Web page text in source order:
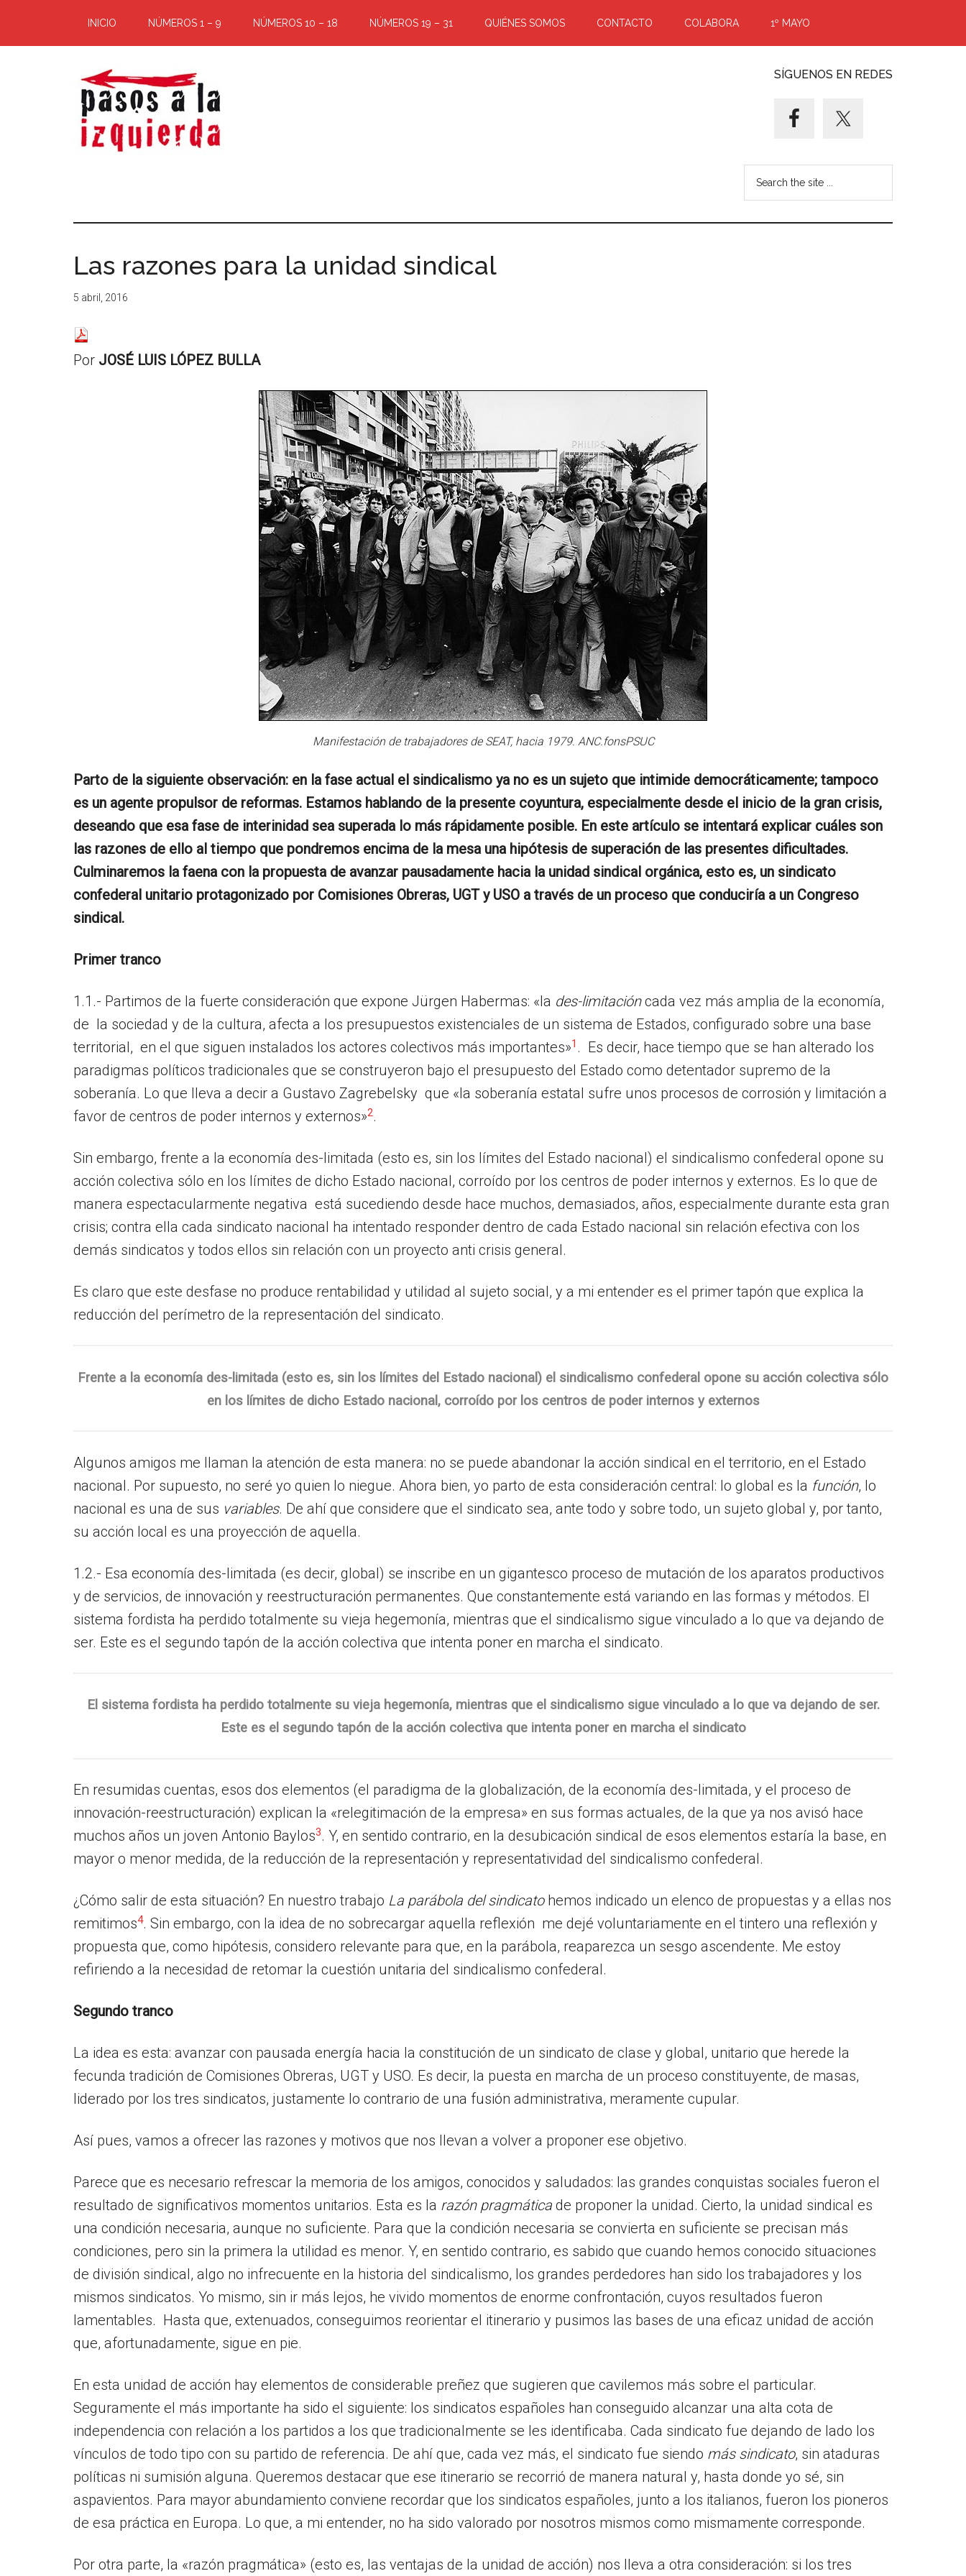
contenido
pie
INICIO NÚMEROS 1 – 9 NÚMEROS 10 – 18 NÚMEROS 19 – 31 QUIÉNES SOMOS CONTACTO COLABORA 1º MAYO
a
la
izquierda
territorio
puntos
es
resituar,
redefinir.
SÍGUENOS EN REDES
Las razones para la unidad sindical
5 abril, 2016
Por JOSÉ LUIS LÓPEZ BULLA
Manifestación de trabajadores de SEAT, hacia 1979. ANC.fonsPSUC
Parto de la siguiente observación: en la fase actual el sindicalismo ya no es un sujeto que intimide democráticamente; tampoco
es un agente propulsor de reformas. Estamos hablando de la presente coyuntura, especialmente desde el inicio de la gran crisis,
deseando que esa fase de interinidad sea superada lo más rápidamente posible. En este artículo se intentará explicar cuáles son
las razones de ello al tiempo que pondremos encima de la mesa una hipótesis de superación de las presentes dificultades.
Culminaremos la faena con la propuesta de avanzar pausadamente hacia la unidad sindical orgánica, esto es, un sindicato
confederal unitario protagonizado por Comisiones Obreras, UGT y USO a través de un proceso que conduciría a un Congreso
sindical.
Primer tranco
1.1.- Partimos de la fuerte consideración que expone Jürgen Habermas: «la des-limitacióncada vez más amplia de la economía,
de la sociedad y de la cultura, afecta a los presupuestos existenciales de un sistema de Estados, configurado sobre una base
territorial, en el que siguen instalados los actores colectivos más importantes»1 . Es decir, hace tiempo que se han alterado los
paradigmas políticos tradicionales que se construyeron bajo el presupuesto del Estado como detentador supremo de la
soberanía. Lo que lleva a decir a Gustavo Zagrebelsky que «la soberanía estatal sufre unos procesos de corrosión y limitación a
favor de centros de poder internos y externos»2.
Sin embargo, frente a la economía des-limitada (esto es, sin los límites del Estado nacional) el sindicalismo confederal opone su
acción colectiva sólo en los límites de dicho Estado nacional, corroído por los centros de poder internos y externos. Es lo que de
manera espectacularmente negativa está sucediendo desde hace muchos, demasiados, años, especialmente durante esta gran
crisis; contra ella cada sindicato nacional ha intentado responder dentro de cada Estado nacional sin relación efectiva con los
demás sindicatos y todos ellos sin relación con un proyecto anti crisis general.
Es claro que este desfase no produce rentabilidad y utilidad al sujeto social, y a mi entender es el primer tapón que explica la
reducción del perímetro de la representación del sindicato.
Frente a la economía des-limitada (esto es, sin los límites del Estado nacional) el sindicalismo confederal opone su acción colectiva sólo
en los límites de dicho Estado nacional, corroído por los centros de poder internos y externos
Algunos amigos me llaman la atención de esta manera: no se puede abandonar la acción sindical en el territorio, en el Estado
nacional. Por supuesto, no seré yo quien lo niegue. Ahora bien, yo parto de esta consideración central: lo global es la función, lo
nacional es una de sus variables. De ahí que considere que el sindicato sea, ante todo y sobre todo, un sujeto global y, por tanto,
su acción local es una proyección de aquella.
1.2.- Esa economía des-limitada (es decir, global) se inscribe en un gigantesco proceso de mutación de los aparatos productivos
y de servicios, de innovación y reestructuración permanentes. Que constantemente está variando en las formas y métodos. El
sistema fordista ha perdido totalmente su vieja hegemonía, mientras que el sindicalismo sigue vinculado a lo que va dejando de
ser. Este es el segundo tapón de la acción colectiva que intenta poner en marcha el sindicato.
El sistema fordista ha perdido totalmente su vieja hegemonía, mientras que el sindicalismo sigue vinculado a lo que va dejando de ser.
Este es el segundo tapón de la acción colectiva que intenta poner en marcha el sindicato
En resumidas cuentas, esos dos elementos (el paradigma de la globalización, de la economía des-limitada, y el proceso de
innovación-reestructuración) explican la «relegitimación de la empresa» en sus formas actuales, de la que ya nos avisó hace
muchos años un joven Antonio Baylos3. Y, en sentido contrario, en la desubicación sindical de esos elementos estaría la base, en
mayor o menor medida, de la reducción de la representación y representatividad del sindicalismo confederal.
¿Cómo salir de esta situación? En nuestro trabajo La parábola del sindicatohemos indicado un elenco de propuestas y a ellas nos
remitimos4. Sin embargo, con la idea de no sobrecargar aquella reflexión me dejé voluntariamente en el tintero una reflexión y
propuesta que, como hipótesis, considero relevante para que, en la parábola, reaparezca un sesgo ascendente. Me estoy
refiriendo a la necesidad de retomar la cuestión unitaria del sindicalismo confederal.
Segundo tranco
La idea es esta: avanzar con pausada energía hacia la constitución de un sindicato de clase y global, unitario que herede la
fecunda tradición de Comisiones Obreras, UGT y USO. Es decir, la puesta en marcha de un proceso constituyente, de masas,
liderado por los tres sindicatos, justamente lo contrario de una fusión administrativa, meramente cupular.
Así pues, vamos a ofrecer las razones y motivos que nos llevan a volver a proponer ese objetivo.
Parece que es necesario refrescar la memoria de los amigos, conocidos y saludados: las grandes conquistas sociales fueron el
resultado de significativos momentos unitarios. Esta es la razón pragmática de proponer la unidad. Cierto, la unidad sindical es
una condición necesaria, aunque no suficiente. Para que la condición necesaria se convierta en suficiente se precisan más
condiciones, pero sin la primera la utilidad es menor. Y, en sentido contrario, es sabido que cuando hemos conocido situaciones
de división sindical, algo no infrecuente en la historia del sindicalismo, los grandes perdedores han sido los trabajadores y los
mismos sindicatos. Yo mismo, sin ir más lejos, he vivido momentos de enorme confrontación, cuyos resultados fueron
lamentables. Hasta que, extenuados, conseguimos reorientar el itinerario y pusimos las bases de una eficaz unidad de acción
que, afortunadamente, sigue en pie.
En esta unidad de acción hay elementos de considerable preñez que sugieren que cavilemos más sobre el particular.
Seguramente el más importante ha sido el siguiente: los sindicatos españoles han conseguido alcanzar una alta cota de
independencia con relación a los partidos a los que tradicionalmente se les identificaba. Cada sindicato fue dejando de lado los
vínculos de todo tipo con su partido de referencia. De ahí que, cada vez más, el sindicato fue siendo más sindicato, sin ataduras
políticas ni sumisión alguna. Queremos destacar que ese itinerario se recorrió de manera natural y, hasta donde yo sé, sin
aspavientos. Para mayor abundamiento conviene recordar que los sindicatos españoles, junto a los italianos, fueron los pioneros
de esa práctica en Europa. Lo que, a mi entender, no ha sido valorado por nosotros mismos como mismamente corresponde.
Por otra parte, la «razón pragmática» (esto es, las ventajas de la unidad de acción) nos lleva a otra consideración: si los tres